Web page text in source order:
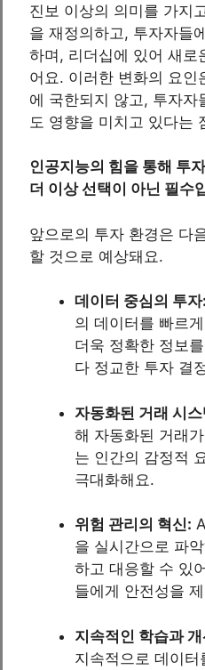
진보 이상의 의미를 가지
을 재정의하고, 투자자들
하며, 리더십에 있어 새로
어요. 이러한 변화의 요인
에 국한되지 않고, 투자자
도 영향을 미치고 있다는
인공지능의 힘을 통해 투
더 이상 선택이 아닌 필수
앞으로의 투자 환경은 다
할 것으로 예상돼요.
데이터 중심의 투자:
의 데이터를 빠르
더욱 정확한 정보
다 정교한 투자 결
자동화된 거래 시
해 자동화된 거래
는 인간의 감정적
극대화해요.
위험 관리의 혁신:
을 실시간으로 파
하고 대응할 수 있
들에게 안전성을
지속적인 학습과
지속적으로 데이